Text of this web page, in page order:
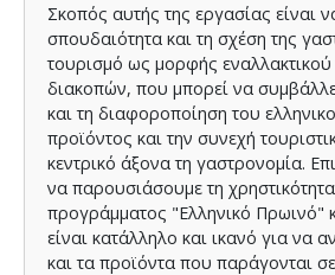
Σκοπός αυτής της εργασίας είναι
σπουδαιότητα και τη σχέση της
τουρισμό ως μορφής
διακοπών, που μπορεί να
και τη διαφοροποίηση του
προϊόντος και την συνεχή
κεντρικό άξονα τη γαστρονομία.
να παρουσιάσουμε τη
προγράμματος "Ελληνικό Πρωινό"
είναι κατάλληλο και ικανό για να
και τα προϊόντα που παράγονται